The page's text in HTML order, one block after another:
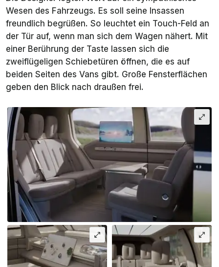
Wesen des Fahrzeugs. Es soll seine Insassen
freundlich begrüßen. So leuchtet ein Touch-Feld an
der Tür auf, wenn man sich dem Wagen nähert. Mit
einer Berührung der Taste lassen sich die
zweiflügeligen Schiebetüren öffnen, die es auf
beiden Seiten des Vans gibt. Große Fensterflächen
geben den Blick nach draußen frei.